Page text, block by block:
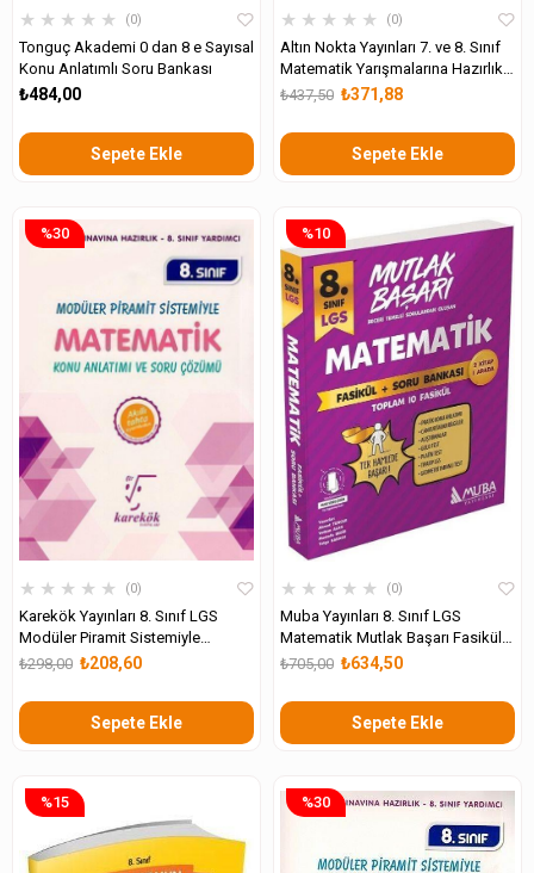
★ ★ ★ ★ ★ 0
Tonguç Akademi 0 dan 8 e Sayısal
Konu Anlatımlı Soru Bankası
₺484,00
Sepete Ekle
★ ★ ★ ★ ★ 0
Altın Nokta Yayınları 7. ve 8. Sınıf
Matematik Yarışmalarına Hazırlık
Analiz ve Cebir
₺371,88
₺437,50
Sepete Ekle
★ ★ ★ ★ ★ 0
Karekök Yayınları 8. Sınıf LGS
Modüler Piramit Sistemiyle
Matematik Konu Anlatımı ve Soru
₺208,60
₺298,00
Sepete Ekle
%30
★ ★ ★ ★ ★ 0
Muba Yayınları 8. Sınıf LGS
Matematik Mutlak Başarı Fasikül
Konu Anlatımı ve Soru Bankası
₺634,50
₺705,00
Sepete Ekle
%10
%15 %30